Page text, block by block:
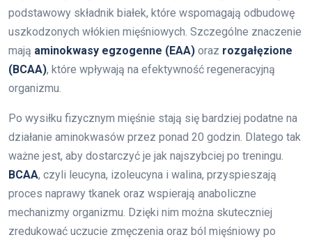
podstawowy składnik białek, które wspomagają odbudowę
uszkodzonych włókien mięśniowych. Szczególne znaczenie
mają aminokwasy egzogenne (EAA) oraz rozgałęzione
(BCAA), które wpływają na efektywność regeneracyjną
organizmu.
Po wysiłku fizycznym mięśnie stają się bardziej podatne na
działanie aminokwasów przez ponad 20 godzin. Dlatego tak
ważne jest, aby dostarczyć je jak najszybciej po treningu.
BCAA, czyli leucyna, izoleucyna i walina, przyspieszają
proces naprawy tkanek oraz wspierają anaboliczne
mechanizmy organizmu. Dzięki nim można skuteczniej
zredukować uczucie zmęczenia oraz ból mięśniowy po